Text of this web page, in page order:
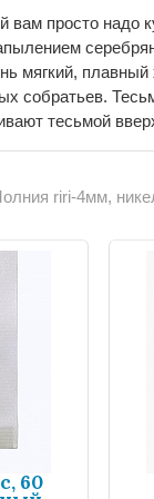
просто надо
плавный
собратьев.
тесьмой
riri-4мм, никель на
60